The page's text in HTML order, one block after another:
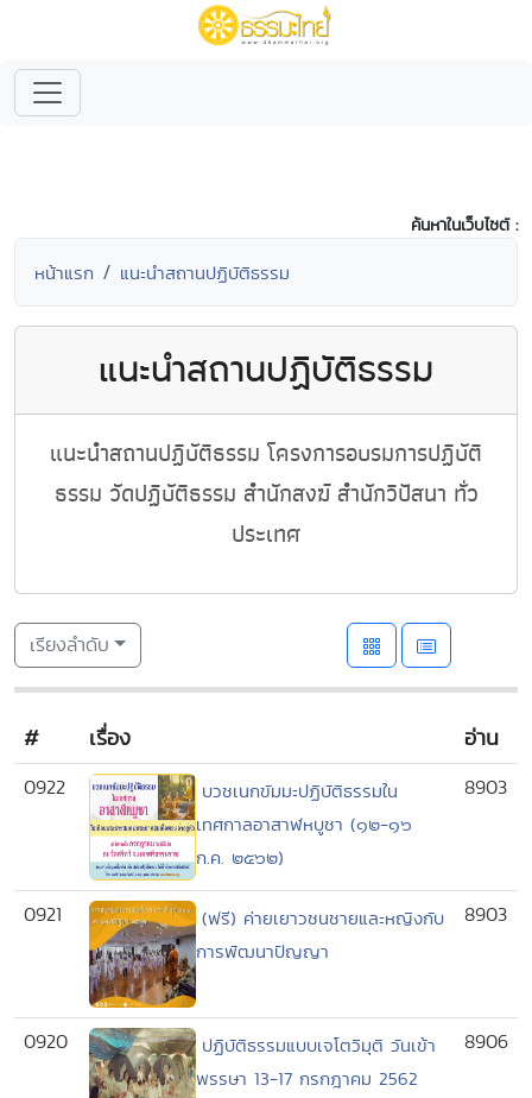
ค้นหาในเว็บไซต์ :
หน้าแรก แนะนำสถานปฏิบัติธรรม
แนะนำสถานปฏิบัติธรรม
แนะนำสถานปฏิบัติธรรม โครงการอบรมการปฏิบัติ
ธรรม วัดปฏิบัติธรรม สำนักสงฆ์ สำนักวิปัสนา ทั่ว
ประเทศ
เรียงลำดับ
# เรื่อง อ่าน
0922
บวชเนกขัมมะปฏิบัติธรรมใน
เทศกาลอาสาฬหบูชา (๑๒-๑๖
ก.ค. ๒๕๖๒)
8903
0921
(ฟรี) ค่ายเยาวชนชายและหญิงกับ
การพัฒนาปัญญา
8903
0920
ปฏิบัติธรรมแบบเจโตวิมุติ วันเข้า
พรรษา 13-17 กรกฎาคม 2562
8906